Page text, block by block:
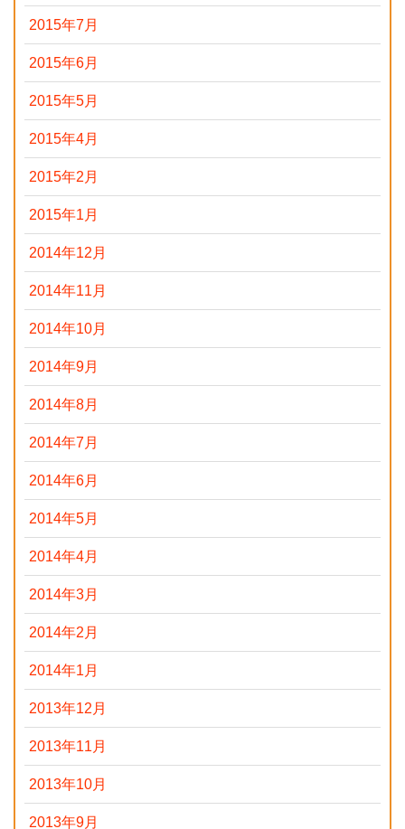
2015年7月
2015年6月
2015年5月
2015年4月
2015年2月
2015年1月
2014年12月
2014年11月
2014年10月
2014年9月
2014年8月
2014年7月
2014年6月
2014年5月
2014年4月
2014年3月
2014年2月
2014年1月
2013年12月
2013年11月
2013年10月
2013年9月